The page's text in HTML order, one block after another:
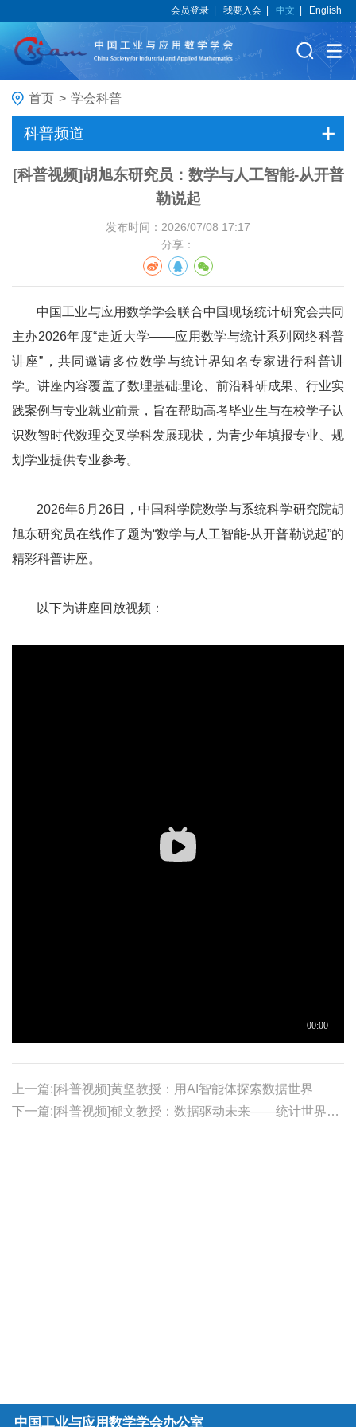
会员登录 |我要入会 |中文 English
首页 > 学会科普
科普频道
[科普视频]胡旭东研究员：数学与人工智能-从开普
勒说起
发布时间：2026/07/08 17:17
分享：
中国工业与应用数学学会联合中国现场统计研究会共同
主办2026年度“走近大学——应用数学与统计系列网络科普
讲座”，共同邀请多位数学与统计界知名专家进行科普讲
学。讲座内容覆盖了数理基础理论、前沿科研成果、行业实
践案例与专业就业前景，旨在帮助高考毕业生与在校学子认
识数智时代数理交叉学科发展现状，为青少年填报专业、规
划学业提供专业参考。
2026年6月26日，中国科学院数学与系统科学研究院胡
旭东研究员在线作了题为“数学与人工智能-从开普勒说起”的
精彩科普讲座。
以下为讲座回放视频：
上一篇:[科普视频]黄坚教授：用AI智能体探索数据世界
下一篇:[科普视频]郁文教授：数据驱动未来——统计世界初探
中国工业与应用数学学会办公室